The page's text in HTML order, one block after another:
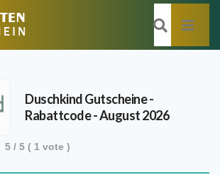
DuschkindGutscheine -
Rabattcode - August 2026
5 / 5 ( 1 vote )